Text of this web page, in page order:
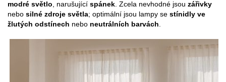
modré světlo , narušující spánek . Zcela nevhodné jsou zářivky
nebo silné zdroje světla; optimální jsou lampy se stínidly ve
žlutých odstínech nebo neutrálních barvách